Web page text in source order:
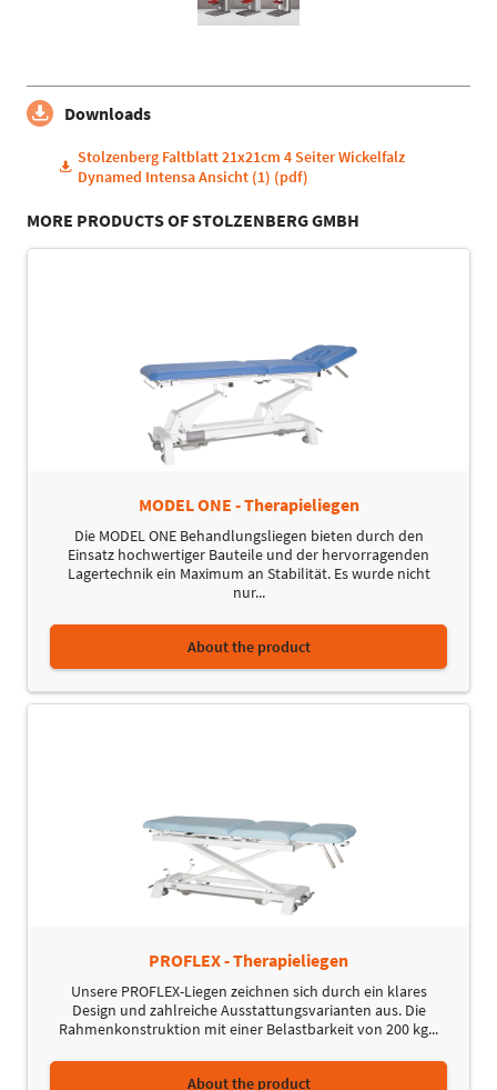
Downloads
Stolzenberg Faltblatt 21x21cm 4 Seiter Wickelfalz
Dynamed Intensa Ansicht (1) (pdf)
MORE PRODUCTS OF STOLZENBERG GMBH
MODEL ONE - Therapieliegen
Die MODEL ONE Behandlungsliegen bieten durch den
Einsatz hochwertiger Bauteile und der hervorragenden
Lagertechnik ein Maximum an Stabilität. Es wurde nicht
nur...
About the product
PROFLEX - Therapieliegen
Unsere PROFLEX-Liegen zeichnen sich durch ein klares
Design und zahlreiche Ausstattungsvarianten aus. Die
Rahmenkonstruktion mit einer Belastbarkeit von 200 kg...
About the product